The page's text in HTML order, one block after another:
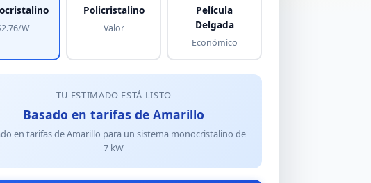
W
Policristalino
Valor
Película
Delgada
Económico
TU ESTIMADO ESTÁ LISTO
Basado en tarifas de Amarillo
en tarifas de Amarillo para un sistema monocristalino de
7 kW